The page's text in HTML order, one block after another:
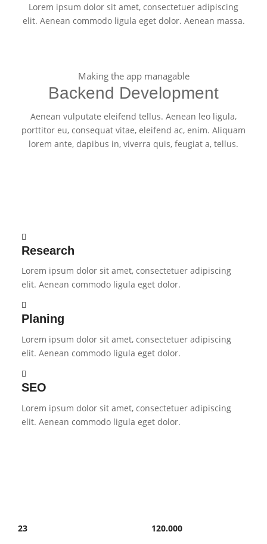
Lorem ipsum dolor sit amet, consectetuer adipiscing
elit. Aenean commodo ligula eget dolor. Aenean massa.
Making the app managable
Backend Development
Aenean vulputate eleifend tellus. Aenean leo ligula,
porttitor eu, consequat vitae, eleifend ac, enim. Aliquam
lorem ante, dapibus in, viverra quis, feugiat a, tellus.
Research
Lorem ipsum dolor sit amet, consectetuer adipiscing
elit. Aenean commodo ligula eget dolor.
Planing
Lorem ipsum dolor sit amet, consectetuer adipiscing
elit. Aenean commodo ligula eget dolor.
SEO
Lorem ipsum dolor sit amet, consectetuer adipiscing
elit. Aenean commodo ligula eget dolor.
23
120.000